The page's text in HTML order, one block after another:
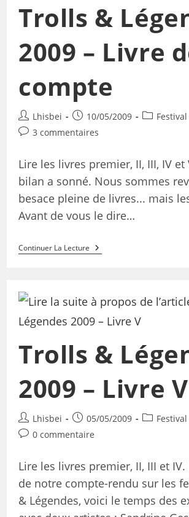
Trolls &
2009 – Livre
compte
Lhisbei 10/05/2009
Festival
3 commentaires
Lire les livres premier, II, III, IV et
bilan a sonné. Nous sommes
besace pleine de livres... mais
Avant de vous le dire…
Continuer La Lecture
Trolls &
2009 – Livre V
Lhisbei 05/05/2009
Festival
0 commentaire
Lire les livres premier, II, III et
de notre compte-rendu sur les
& Légendes, voici le temps des